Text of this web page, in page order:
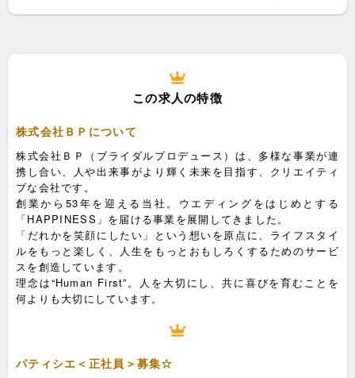
この求人の特徴
株式会社ＢＰについて
株式会社ＢＰ（ブライダルプロデュース）は、多様な事業が連
携し合い、人や出来事がより輝く未来を目指す、クリエイティ
ブな会社です。
創業から53年を迎える当社。ウエディングをはじめとする
「HAPPINESS」を届ける事業を展開してきました。
「だれかを笑顔にしたい」という想いを原点に、ライフスタイ
ルをもっと楽しく、人生をもっとおもしろくするためのサービ
スを創造しています。
理念は“Human First”。人を大切にし、共に喜びを育むことを
何よりも大切にしています。
パティシエ＜正社員＞募集☆